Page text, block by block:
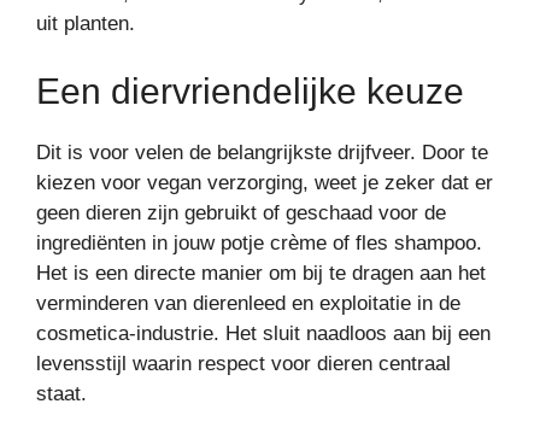
uit planten.
Een diervriendelijke keuze
Dit is voor velen de belangrijkste drijfveer. Door te
kiezen voor vegan verzorging, weet je zeker dat er
geen dieren zijn gebruikt of geschaad voor de
ingrediënten in jouw potje crème of fles shampoo.
Het is een directe manier om bij te dragen aan het
verminderen van dierenleed en exploitatie in de
cosmetica-industrie. Het sluit naadloos aan bij een
levensstijl waarin respect voor dieren centraal
staat.